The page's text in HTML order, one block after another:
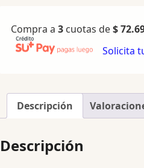
Compra a 3 cuotas de$
Solicita
Descripción
Descripción